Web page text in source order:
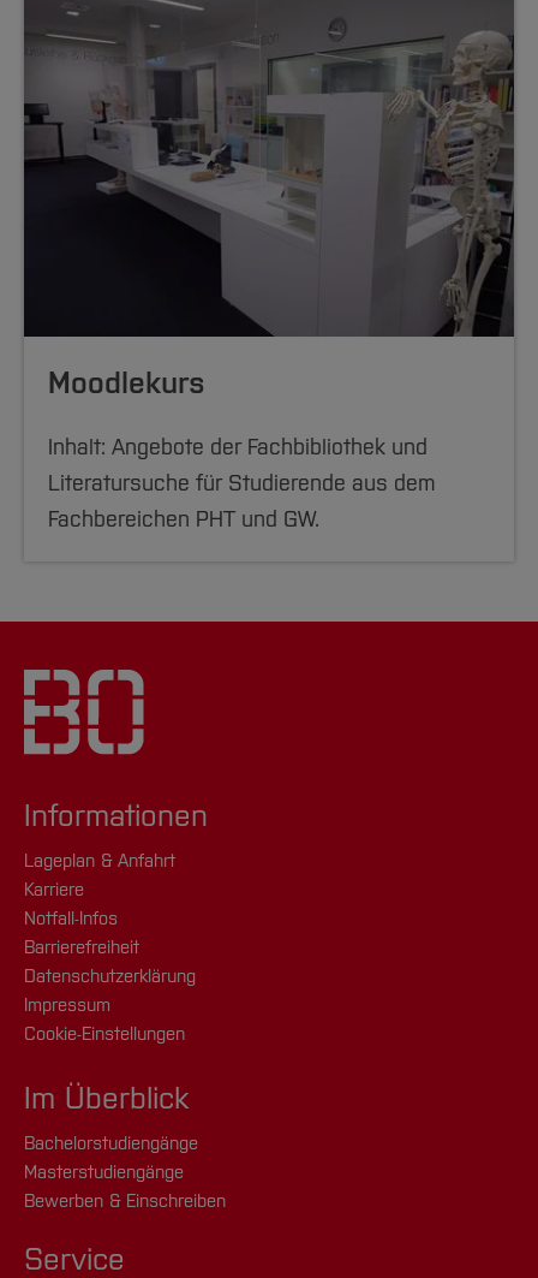
Moodlekurs
Inhalt: Angebote der Fachbibliothek und
Literatursuche für Studierende aus dem
Fachbereichen PHT und GW.
Informationen
Lageplan & Anfahrt
Karriere
Notfall-Infos
Barrierefreiheit
Datenschutzerklärung
Impressum
Cookie-Einstellungen
Im Überblick
Bachelorstudiengänge
Masterstudiengänge
Bewerben & Einschreiben
Service